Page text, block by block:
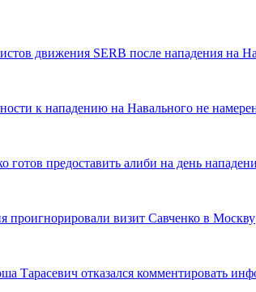
движения SERB после нападения на
к нападению на Навального не
готов предоставить алиби на день
проигнорировали визит Савченко в Москву
Тарасевич отказался комментировать